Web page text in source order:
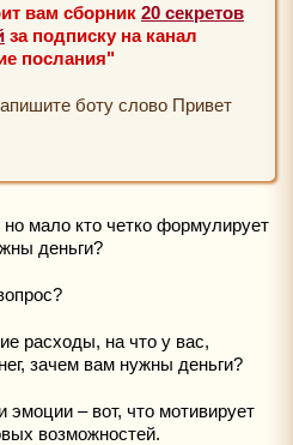
вам сборник 20 секретов
за подписку на канал
послания"
боту слово Привет
но мало кто четко формулирует
деньги?
расходы, на что у вас,
зачем вам нужны деньги?
эмоции – вот, что мотивирует
возможностей.